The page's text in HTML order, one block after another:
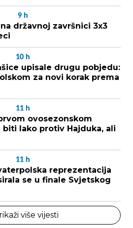
9 h
državnoj završnici 3x3
10 h
upisale drugu pobjedu:
za novi korak prema
11 h
ovosezonskom
biti lako protiv Hajduka, ali
11 h
reprezentacija
se u finale Svjetskog
više vijesti